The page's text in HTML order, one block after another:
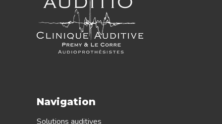
Navigation
Solutions auditives